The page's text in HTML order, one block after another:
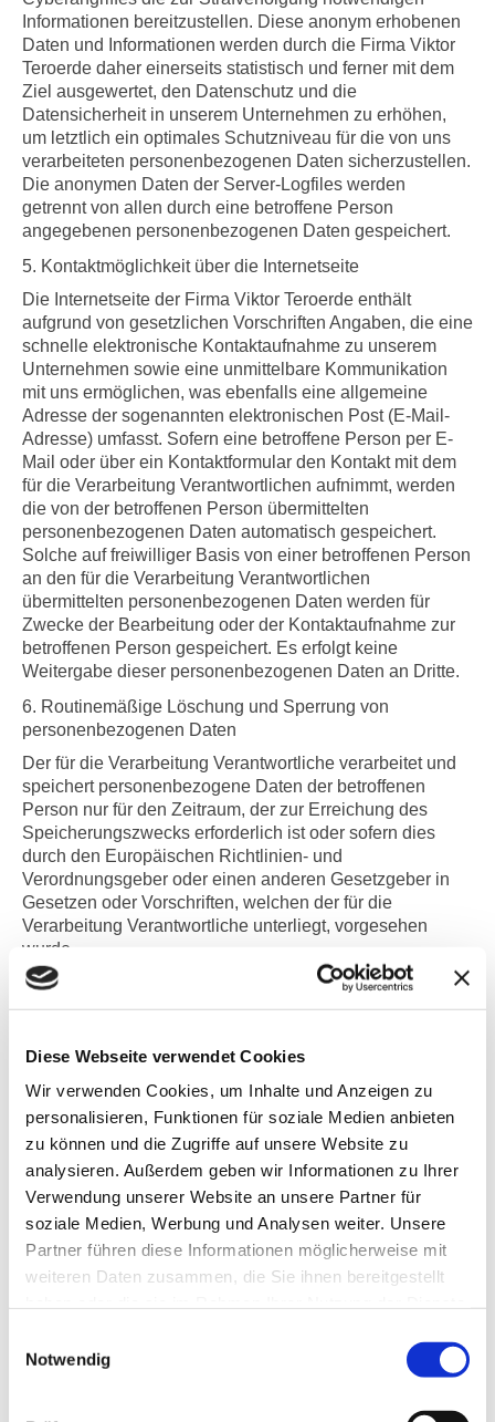
Diese Webseite verwendet Cookies
Wir verwenden Cookies, um Inhalte und Anzeigen zu
personalisieren, Funktionen für soziale Medien anbieten
zu können und die Zugriffe auf unsere Website zu
analysieren. Außerdem geben wir Informationen zu Ihrer
Verwendung unserer Website an unsere Partner für
soziale Medien, Werbung und Analysen weiter. Unsere
Partner führen diese Informationen möglicherweise mit
weiteren Daten zusammen, die Sie ihnen bereitgestellt
Notwendig
Informationen bereitzustellen. Diese anonym erhobenen
Daten und Informationen werden durch die Firma Viktor
Teroerde daher einerseits statistisch und ferner mit dem
Ziel ausgewertet, den Datenschutz und die
Datensicherheit in unserem Unternehmen zu erhöhen,
um letztlich ein optimales Schutzniveau für die von uns
verarbeiteten personenbezogenen Daten sicherzustellen.
Die anonymen Daten der Server-Logfiles werden
getrennt von allen durch eine betroffene Person
angegebenen personenbezogenen Daten gespeichert.
5. Kontaktmöglichkeit über die Internetseite
Die Internetseite der Firma Viktor Teroerde enthält
aufgrund von gesetzlichen Vorschriften Angaben, die eine
schnelle elektronische Kontaktaufnahme zu unserem
Unternehmen sowie eine unmittelbare Kommunikation
mit uns ermöglichen, was ebenfalls eine allgemeine
Adresse der sogenannten elektronischen Post (E-Mail-
Adresse) umfasst. Sofern eine betroffene Person per E-
Mail oder über ein Kontaktformular den Kontakt mit dem
für die Verarbeitung Verantwortlichen aufnimmt, werden
die von der betroffenen Person übermittelten
personenbezogenen Daten automatisch gespeichert.
Solche auf freiwilliger Basis von einer betroffenen Person
an den für die Verarbeitung Verantwortlichen
übermittelten personenbezogenen Daten werden für
Zwecke der Bearbeitung oder der Kontaktaufnahme zur
betroffenen Person gespeichert. Es erfolgt keine
Weitergabe dieser personenbezogenen Daten an Dritte.
6. Routinemäßige Löschung und Sperrung von
personenbezogenen Daten
Der für die Verarbeitung Verantwortliche verarbeitet und
speichert personenbezogene Daten der betroffenen
Person nur für den Zeitraum, der zur Erreichung des
Speicherungszwecks erforderlich ist oder sofern dies
durch den Europäischen Richtlinien- und
Verordnungsgeber oder einen anderen Gesetzgeber in
Gesetzen oder Vorschriften, welchen der für die
Verarbeitung Verantwortliche unterliegt, vorgesehen
wurde.
Entfällt der Speicherungszweck oder läuft eine vom
Europäischen Richtlinien- und Verordnungsgeber oder
vorgeschriebene Speicherfrist ab, werden die
entsprechend den gesetzlichen Vorschriften gesperrt oder
gelöscht.
7. Rechte der betroffenen Person
a) Recht auf Bestätigung
Jede betroffene Person hat das vom Europäischen
Richtlinien- und Verordnungsgeber eingeräumte Recht,
von dem für die Verarbeitung Verantwortlichen eine
eine betroffene Person dieses Bestätigungsrecht in
Anspruch nehmen, kann sie sich hierzu jederzeit an